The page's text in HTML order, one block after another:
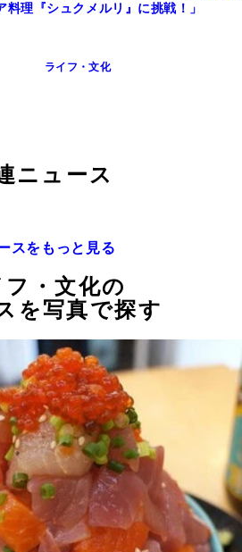
料理『シュクメルリ』に挑戦！」
ライフ・文化
ニュース
スをもっと見る
フ・文化の
を写真で探す